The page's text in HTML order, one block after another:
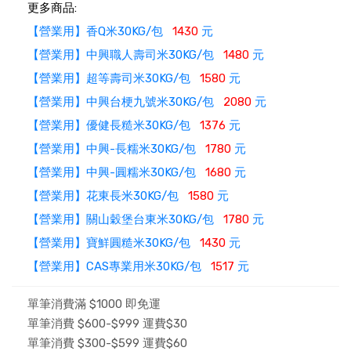
更多商品:
【營業用】香Q米30KG/包 1430 元
【營業用】中興職人壽司米30KG/包 1480 元
【營業用】超等壽司米30KG/包 1580 元
【營業用】中興台梗九號米30KG/包 2080 元
【營業用】優健長糙米30KG/包 1376 元
【營業用】中興-長糯米30KG/包 1780 元
【營業用】中興-圓糯米30KG/包 1680 元
【營業用】花東長米30KG/包 1580 元
【營業用】關山穀堡台東米30KG/包 1780 元
【營業用】寶鮮圓糙米30KG/包 1430 元
【營業用】CAS專業用米30KG/包 1517 元
單筆消費滿 $1000 即免運
單筆消費 $600-$999 運費$30
單筆消費 $300-$599 運費$60